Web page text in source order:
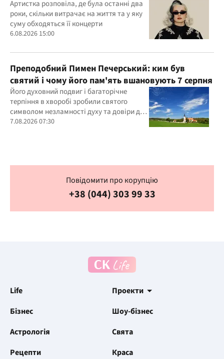
подробиці свого життя
Артистка розповіла, де була останні два
роки, скільки витрачає на життя та у яку
суму обходяться її концерти
6.08.2026 15:00
Преподобний Пимен Печерський: ким був
святий і чому його пам'ять вшановують 7 серпня
Його духовний подвиг і багаторічне
терпіння в хворобі зробили святого
символом незламності духу та довіри до
Бога
7.08.2026 07:30
Повідомити про корупцію
+38 (044) 303 99 33
Life
Проекти
Бізнес
Шоу-бізнес
Астрологія
Свята
Рецепти
Краса